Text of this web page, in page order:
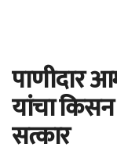
पाणीदार
यांचा
सत्कार